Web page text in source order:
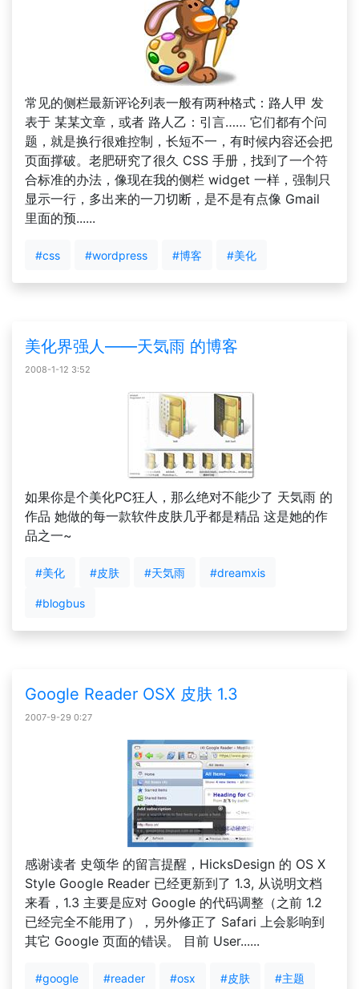
常见的侧栏最新评论列表一般有两种格式：路人甲 发
表于 某某文章，或者 路人乙：引言…… 它们都有个问
题，就是换行很难控制，长短不一，有时候内容还会把
页面撑破。老肥研究了很久 CSS 手册，找到了一个符
合标准的办法，像现在我的侧栏 widget 一样，强制只
显示一行，多出来的一刀切断，是不是有点像 Gmail
里面的预......
#css #wordpress #博客 #美化
美化界强人——天気雨 的博客
2008-1-12 3:52
如果你是个美化PC狂人，那么绝对不能少了 天気雨 的
作品 她做的每一款软件皮肤几乎都是精品 这是她的作
品之一~
#美化 #皮肤 #天気雨 #dreamxis
#blogbus
Google Reader OSX 皮肤 1.3
2007-9-29 0:27
感谢读者 史颂华 的留言提醒，HicksDesign 的 OS X
Style Google Reader 已经更新到了 1.3, 从说明文档
来看，1.3 主要是应对 Google 的代码调整（之前 1.2
已经完全不能用了），另外修正了 Safari 上会影响到
其它 Google 页面的错误。 目前 User......
#google #reader #osx #皮肤 #主题